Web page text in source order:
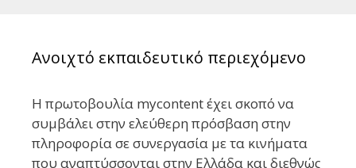
Ανοιχτό εκπαιδευτικό περιεχόμενο
Η πρωτοβουλία mycontent έχει σκοπό να
συμβάλει στην ελεύθερη πρόσβαση στην
πληροφορία σε συνεργασία με τα κινήματα
που αναπτύσσονται στην Ελλάδα και διεθνώς